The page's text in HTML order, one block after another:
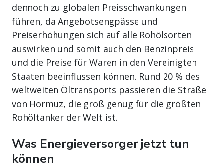
dennoch zu globalen Preisschwankungen
führen, da Angebotsengpässe und
Preiserhöhungen sich auf alle Rohölsorten
auswirken und somit auch den Benzinpreis
und die Preise für Waren in den Vereinigten
Staaten beeinflussen können. Rund 20 % des
weltweiten Öltransports passieren die Straße
von Hormuz, die groß genug für die größten
Rohöltanker der Welt ist.
Was Energieversorger jetzt tun
können